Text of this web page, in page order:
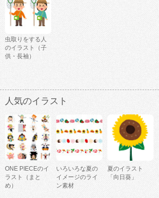
虫取りをする人
のイラスト（子
供・長袖）
人気のイラスト
ONE PIECEのイ
ラスト（まと
め）
いろいろな夏の
イメージのライ
ン素材
夏のイラスト
「向日葵」